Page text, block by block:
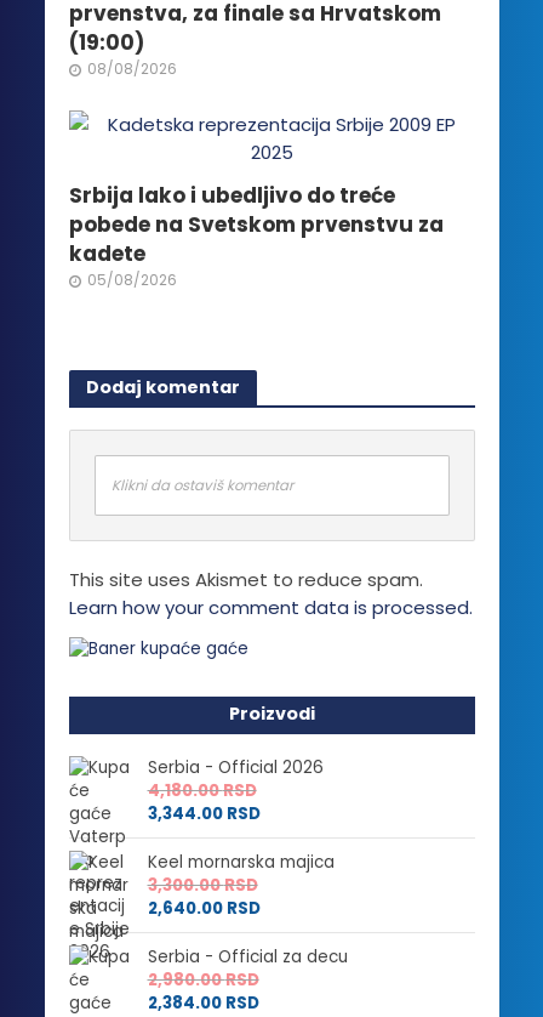
prvenstva, za finale sa Hrvatskom
(19:00)
08/08/2026
Srbija lako i ubedljivo do treće
pobede na Svetskom prvenstvu za
kadete
05/08/2026
Dodaj komentar
Klikni da ostaviš komentar
This site uses Akismet to reduce spam.
Learn how your comment data is processed.
Proizvodi
Serbia - Official 2026
4,180.00RSD
3,344.00 RSD
Keel mornarska majica
3,300.00RSD
2,640.00 RSD
Serbia - Official za decu
2,980.00RSD
2,384.00 RSD